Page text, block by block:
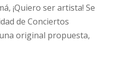
¡Quiero ser artista! Se
de Conciertos
original propuesta,